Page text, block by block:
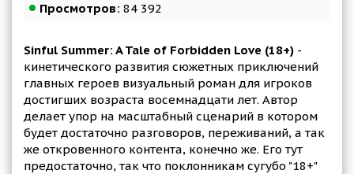
Просмотров: 84 392
Sinful Summer: A Tale of Forbidden Love (18+) -
кинетического развития сюжетных приключений
главных героев визуальный роман для игроков
достигших возраста восемнадцати лет. Автор
делает упор на масштабный сценарий в котором
будет достаточно разговоров, переживаний, а так
же откровенного контента, конечно же. Его тут
предостаточно, так что поклонникам сугубо "18+"